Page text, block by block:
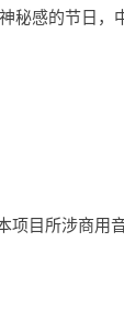
秘感的节日，
项目所涉商用